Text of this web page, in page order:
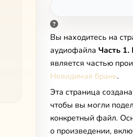
Вы находитесь на
аудиофайла Часть 1.
является частью
Невидимая брань.
Эта страница
чтобы вы могли
конкретный файл.
о произведении,